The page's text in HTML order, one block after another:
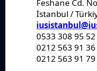
Kayıt Kabul
Denklik
Ders Katalogları